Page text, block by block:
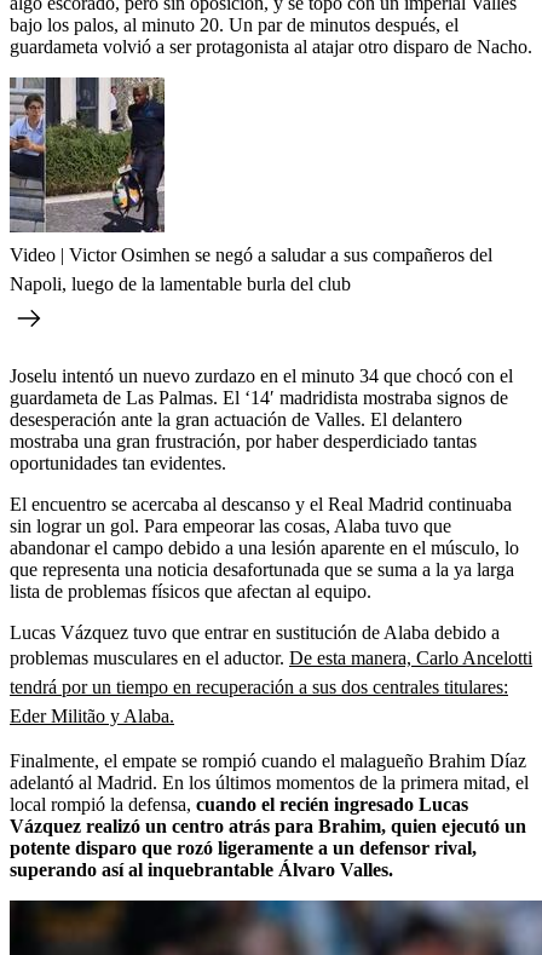
bajo los palos, al minuto 20. Un par de minutos después, el
guardameta volvió a ser protagonista al atajar otro disparo de Nacho.
Video | Victor Osimhen se negó a saludar a sus compañeros del
Napoli, luego de la lamentable burla del club
Joselu intentó un nuevo zurdazo en el minuto 34 que chocó con el
guardameta de Las Palmas. El ‘14′ madridista mostraba signos de
desesperación ante la gran actuación de Valles. El delantero
mostraba una gran frustración, por haber desperdiciado tantas
oportunidades tan evidentes.
El encuentro se acercaba al descanso y el Real Madrid continuaba
sin lograr un gol. Para empeorar las cosas, Alaba tuvo que
abandonar el campo debido a una lesión aparente en el músculo, lo
que representa una noticia desafortunada que se suma a la ya larga
lista de problemas físicos que afectan al equipo.
Lucas Vázquez tuvo que entrar en sustitución de Alaba debido a
problemas musculares en el aductor. De esta manera, Carlo Ancelotti
tendrá por un tiempo en recuperación a sus dos centrales titulares:
Eder Militão y Alaba.
Finalmente, el empate se rompió cuando el malagueño Brahim Díaz
adelantó al Madrid. En los últimos momentos de la primera mitad, el
local rompió la defensa, cuando el recién ingresado Lucas
Vázquez realizó un centro atrás para Brahim, quien ejecutó un
potente disparo que rozó ligeramente a un defensor rival,
superando así al inquebrantable Álvaro Valles.